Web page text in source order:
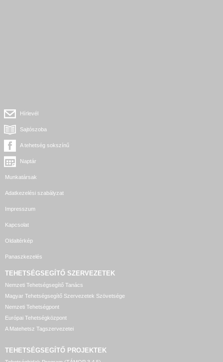
Hírlevél
Sajtószoba
A tehetség sokszínű
Naptár
Munkatársak
Adatkezelési szabályzat
Impresszum
Kapcsolat
Oldaltérkép
Panaszkezelés
TEHETSÉGSEGÍTŐ SZERVEZETEK
Nemzeti Tehetségsegítő Tanács
Magyar Tehetségsegítő Szervezetek Szövetsége
Nemzeti Tehetségpont
Európai Tehetségközpont
A Matehetsz Tagszervezetei
TEHETSÉGSEGÍTŐ PROJEKTEK